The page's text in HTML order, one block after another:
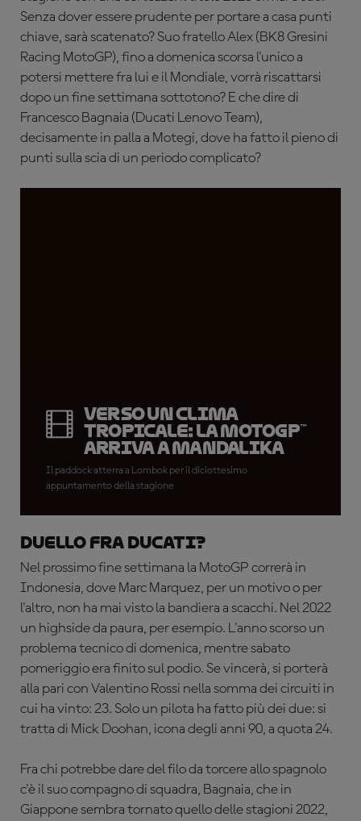
Senza dover essere prudente per portare a casa punti
chiave, sarà scatenato? Suo fratello Alex (BK8 Gresini
Racing MotoGP), fino a domenica scorsa l'unico a
potersi mettere fra lui e il Mondiale, vorrà riscattarsi
dopo un fine settimana sottotono? E che dire di
Francesco Bagnaia (Ducati Lenovo Team),
decisamente in palla a Motegi, dove ha fatto il pieno di
punti sulla scia di un periodo complicato?
Verso un clima
tropicale: la MotoGP™
arriva a Mandalika
Il paddock atterra a Lombok per il diciottesimo
appuntamento della stagione
Duello fra Ducati?
Nel prossimo fine settimana la MotoGP correrà in
Indonesia, dove Marc Marquez, per un motivo o per
l'altro, non ha mai visto la bandiera a scacchi. Nel 2022
un highside da paura, per esempio. L'anno scorso un
problema tecnico di domenica, mentre sabato
pomeriggio era finito sul podio. Se vincerà, si porterà
alla pari con Valentino Rossi nella somma dei circuiti in
cui ha vinto: 23. Solo un pilota ha fatto più dei due: si
tratta di Mick Doohan, icona degli anni 90, a quota 24.
Fra chi potrebbe dare del filo da torcere allo spagnolo
c'è il suo compagno di squadra, Bagnaia, che in
Giappone sembra tornato quello delle stagioni 2022,